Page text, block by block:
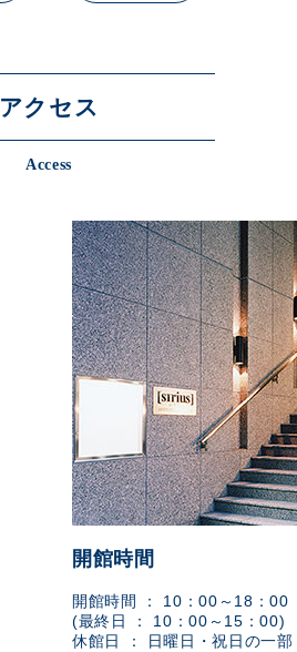
アクセス
Access
開館時間
開館時間 ： 10：00～18：00
(最終日 ： 10：00～15：00)
休館日 ： 日曜日・祝日の一部